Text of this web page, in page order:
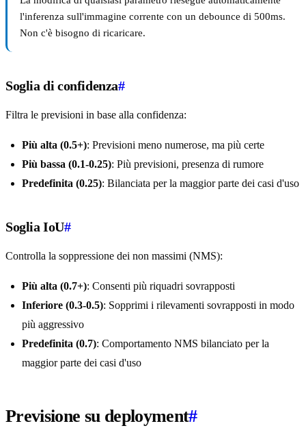
l'inferenza sull'immagine corrente con un debounce di 500ms.
Non c'è bisogno di ricaricare.
Soglia di confidenza#
Filtra le previsioni in base alla confidenza:
Più alta (0.5+): Previsioni meno numerose, ma più certe
Più bassa (0.1-0.25): Più previsioni, presenza di rumore
Predefinita (0.25): Bilanciata per la maggior parte dei casi d'uso
Soglia IoU#
Controlla la soppressione dei non massimi (NMS):
Più alta (0.7+): Consenti più riquadri sovrapposti
Inferiore (0.3-0.5): Sopprimi i rilevamenti sovrapposti in modo
più aggressivo
Predefinita (0.7): Comportamento NMS bilanciato per la
maggior parte dei casi d'uso
Previsione su deployment#